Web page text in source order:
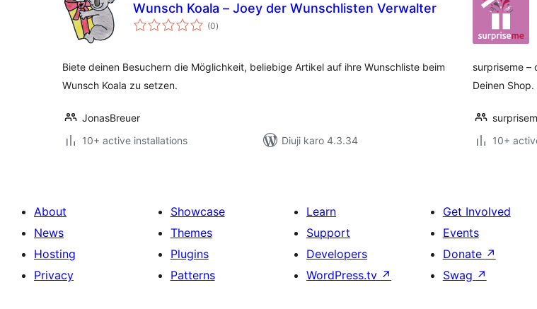
Wunsch Koala – Joey der Wunschlisten Verwalter
(0total
ratings
)
Biete deinen Besuchern die Möglichkeit, beliebige Artikel auf ihre Wunschliste beim
Wunsch Koala zu setzen.
JonasBreuer
10+ active installations
Diuji karo 4.3.34
surpriseme –
Deinen
10+
About
News
Hosting
Privacy
Showcase
Themes
Plugins
Patterns
Learn
Support
Developers
WordPress.tv ↗
Get Involved
Events
Donate ↗
Swag ↗